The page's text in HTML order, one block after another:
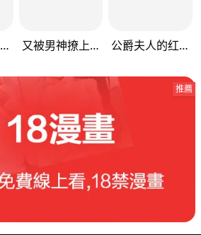
不要小看女配角！ 又被男神撩上热搜 公爵夫人的红茶物语
推薦